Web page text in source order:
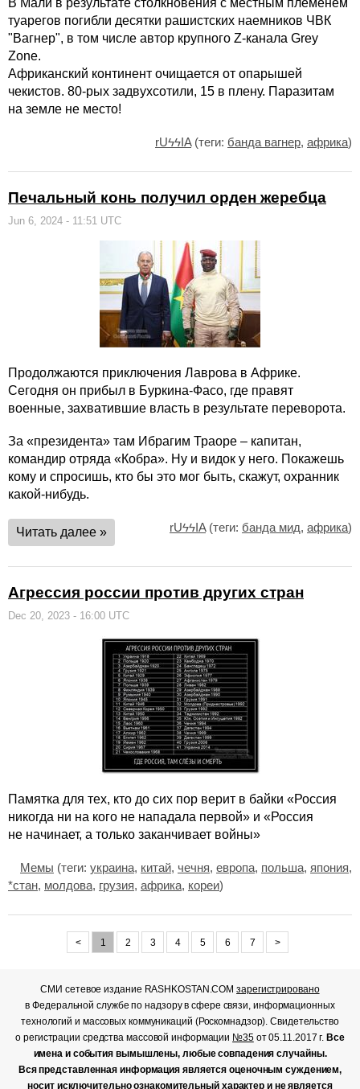
В Мали в результате столкновения с местным племенем
туарегов погибли десятки рашистских наемников ЧВК
"Вагнер", в том числе автор крупного Z-канала Grey
Zone.
Африканский континент очищается от опарышей
чекистов. 80-рых задвухсотили, 15 в плену. Паразитам
на земле не место!
rUϟϟIA(теги: банда вагнер, африка)
Печальный конь получил орден жеребца
Jun 6, 2024 - 11:51 UTC
Продолжаются приключения Лаврова в Африке.
Сегодня он прибыл в Буркина-Фасо, где правят
военные, захватившие власть в результате переворота.
За «президента» там Ибрагим Траоре – капитан,
командир отряда «Кобра». Ну и видок у него. Покажешь
кому и спросишь, кто бы это мог быть, скажут, охранник
какой-нибудь.
Читать далее » rUϟϟIA(теги: банда мид, африка)
Агрессия россии против других стран
Dec 20, 2023 - 16:00 UTC
Памятка для тех, кто до сих пор верит в байки «Россия
никогда ни на кого не нападала первой» и «Россия
не начинает, а только заканчивает войны»
Мемы (теги: украина, китай, чечня, европа, польша, япония,
*стан, молдова, грузия, африка, кореи)
< 1 2 3 4 5 6 7 >
СМИ сетевое издание RASHKOSTAN.COMзарегистрировано
в Федеральной службе по надзору в сфере связи, информационных
технологий и массовых коммуникаций (Роскомнадзор). Свидетельство
о регистрации средства массовой информации №35от 05.11.2017 г.Все
имена и события вымышлены, любые совпадения случайны.
Вся представленная информация является оценочным суждением,
носит исключительно ознакомительный характер и не является